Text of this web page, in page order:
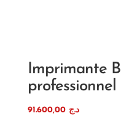
Imprimante
professionnel
د.ج 91.600,00